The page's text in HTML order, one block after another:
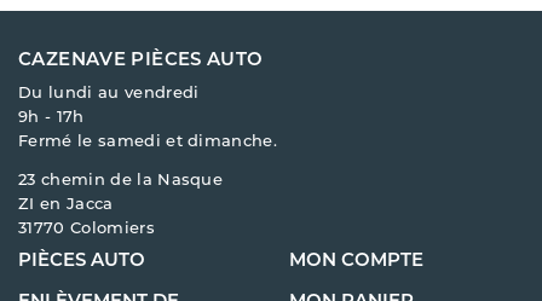
CAZENAVE PIÈCES AUTO
Du lundi au vendredi
9h - 17h
Fermé le samedi et dimanche.
23 chemin de la Nasque
ZI en Jacca
31770 Colomiers
PIÈCES AUTO MON COMPTE